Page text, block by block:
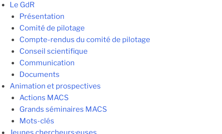
Le GdR
Présentation
Comité de pilotage
Compte-rendus du comité de pilotage
Conseil scientifique
Communication
Documents
Animation et prospectives
Actions MACS
Grands séminaires MACS
Mots-clés